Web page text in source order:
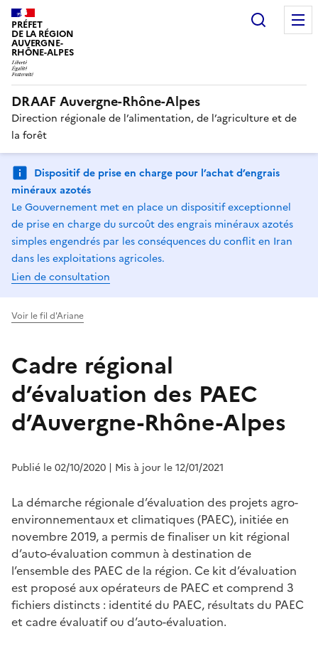
PRÉFET
DE LA RÉGION
AUVERGNE-
RHÔNE-ALPES
DRAAF Auvergne-Rhône-Alpes
Direction régionale de l’alimentation, de l’agriculture et de
la forêt
Dispositif de prise en charge pour l’achat d’engrais
minéraux azotés
Le Gouvernement met en place un dispositif exceptionnel
de prise en charge du surcoût des engrais minéraux azotés
simples engendrés par les conséquences du conflit en Iran
dans les exploitations agricoles.
Lien de consultation
Voir le fil d'Ariane
Cadre régional
d’évaluation des PAEC
d’Auvergne-Rhône-Alpes
Publié le 02/10/2020 | Mis à jour le 12/01/2021
La démarche régionale d’évaluation des projets agro-
environnementaux et climatiques (PAEC), initiée en
novembre 2019, a permis de finaliser un kit régional
d’auto-évaluation commun à destination de
l’ensemble des PAEC de la région. Ce kit d’évaluation
est proposé aux opérateurs de PAEC et comprend 3
fichiers distincts : identité du PAEC, résultats du PAEC
et cadre évaluatif ou d’auto-évaluation.